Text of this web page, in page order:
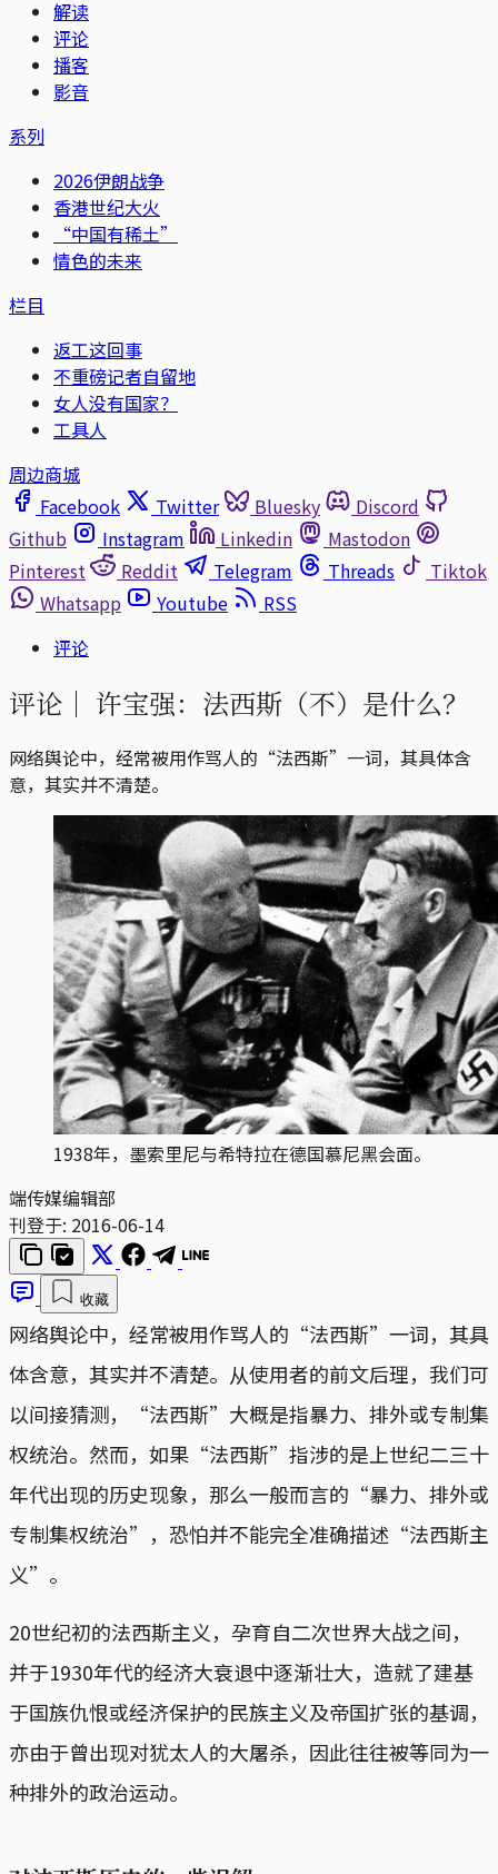
解读
评论
播客
影音
系列
2026伊朗战争
香港世纪大火
“中国有稀土”
情色的未来
栏目
返工这回事
不重磅记者自留地
女人没有国家？
工具人
周边商城
Facebook
Twitter Bluesky
Discord
Github
Instagram Linkedin
Mastodon
Pinterest
Reddit Telegram Threads
Tiktok
Whatsapp
Youtube
RSS
评论
评论｜ 许宝强：法西斯（不）是什么？
网络舆论中，经常被用作骂人的“法西斯”一词，其具体含
意，其实并不清楚。
1938年，墨索里尼与希特拉在德国慕尼黑会面。
端传媒编辑部
刊登于: 2016-06-14
收藏
网络舆论中，经常被用作骂人的“法西斯”一词，其具
体含意，其实并不清楚。从使用者的前文后理，我们可
以间接猜测，“法西斯”大概是指暴力、排外或专制集
权统治。然而，如果“法西斯”指涉的是上世纪二三十
年代出现的历史现象，那么一般而言的“暴力、排外或
专制集权统治”，恐怕并不能完全准确描述“法西斯主
义”。
20世纪初的法西斯主义，孕育自二次世界大战之间，
并于1930年代的经济大衰退中逐渐壮大，造就了建基
于国族仇恨或经济保护的民族主义及帝国扩张的基调，
亦由于曾出现对犹太人的大屠杀，因此往往被等同为一
种排外的政治运动。